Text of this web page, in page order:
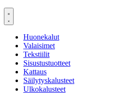
Huonekalut
Valaisimet
Tekstiilit
Sisustustuotteet
Kattaus
Säilytyskalusteet
Ulkokalusteet